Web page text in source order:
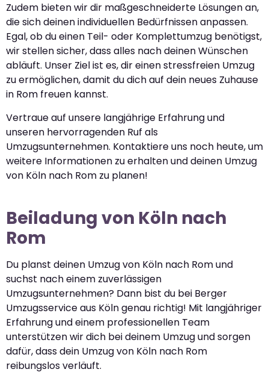
Zudem bieten wir dir maßgeschneiderte Lösungen an,
die sich deinen individuellen Bedürfnissen anpassen.
Egal, ob du einen Teil- oder Komplettumzug benötigst,
wir stellen sicher, dass alles nach deinen Wünschen
abläuft. Unser Ziel ist es, dir einen stressfreien Umzug
zu ermöglichen, damit du dich auf dein neues Zuhause
in Rom freuen kannst.
Vertraue auf unsere langjährige Erfahrung und
unseren hervorragenden Ruf als
Umzugsunternehmen. Kontaktiere uns noch heute, um
weitere Informationen zu erhalten und deinen Umzug
von Köln nach Rom zu planen!
Beiladung von Köln nach
Rom
Du planst deinen Umzug von Köln nach Rom und
suchst nach einem zuverlässigen
Umzugsunternehmen? Dann bist du bei Berger
Umzugsservice aus Köln genau richtig! Mit langjähriger
Erfahrung und einem professionellen Team
unterstützen wir dich bei deinem Umzug und sorgen
dafür, dass dein Umzug von Köln nach Rom
reibungslos verläuft.